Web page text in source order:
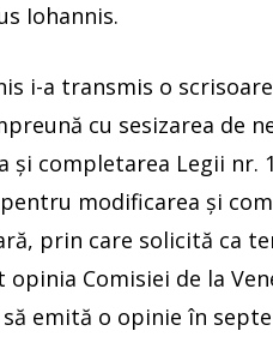
Iohannis.
i-a transmis o
cu sesizarea de
şi completarea Legii nr.
modificarea şi
prin care solicită ca
Comisiei de la
emită o opinie în